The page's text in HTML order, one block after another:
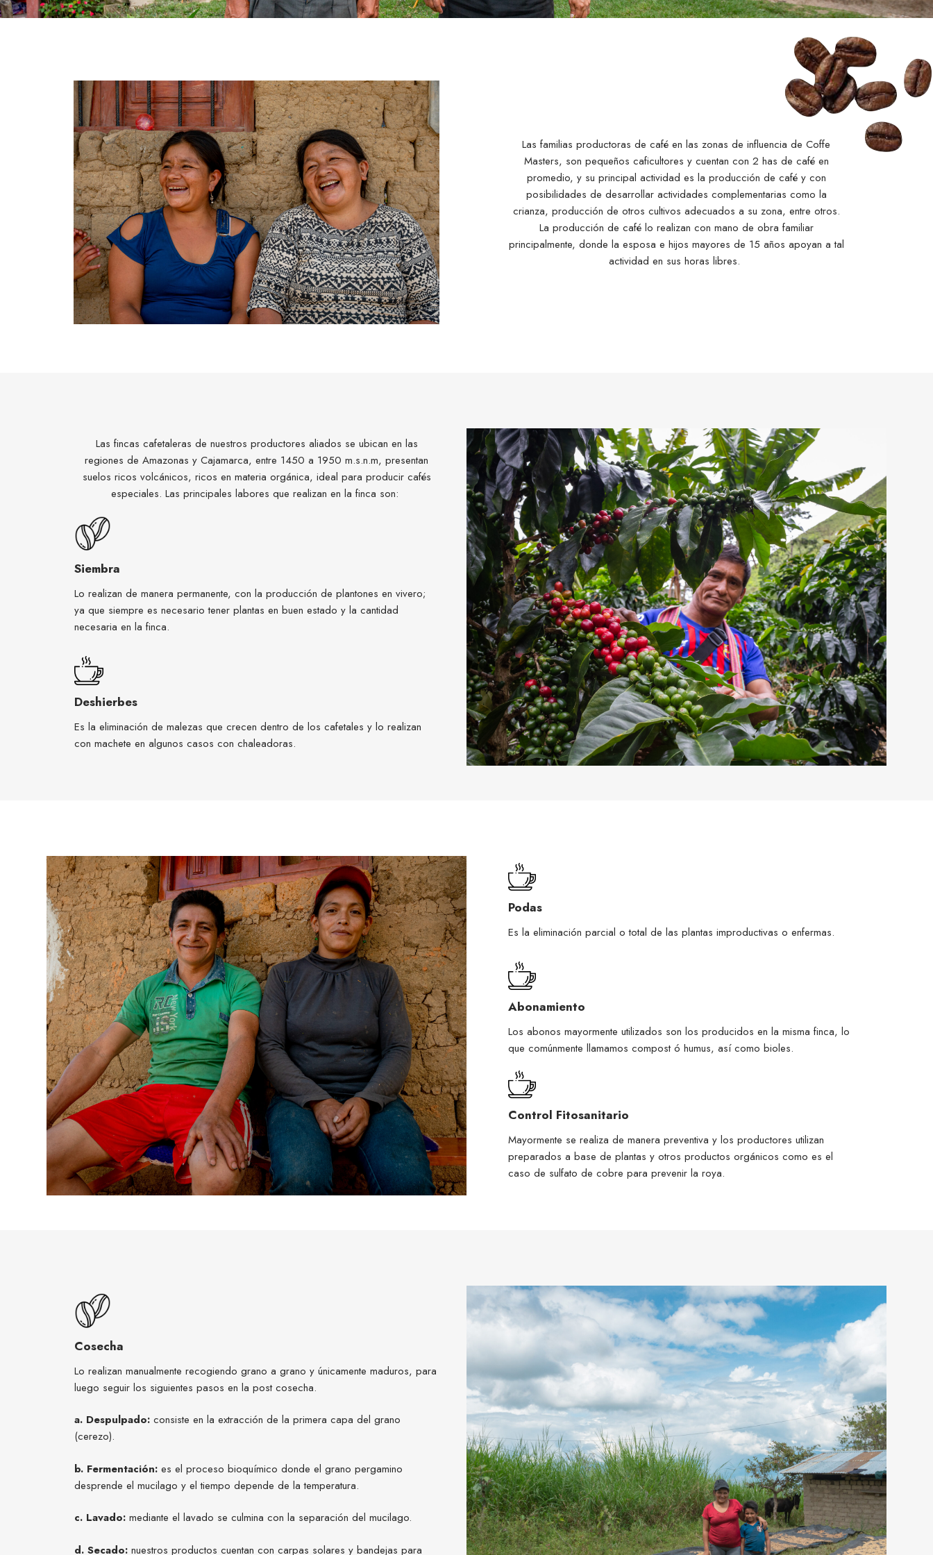
Las familias productoras de café en las zonas de influencia de Coffe
Masters, son pequeños caficultores y cuentan con 2 has de café en
promedio, y su principal actividad es la producción de café y con
posibilidades de desarrollar actividades complementarias como la
crianza, producción de otros cultivos adecuados a su zona, entre otros.
La producción de café lo realizan con mano de obra familiar
principalmente, donde la esposa e hijos mayores de 15 años apoyan a tal
actividad en sus horas libres.
Las fincas cafetaleras de nuestros productores aliados se ubican en las
regiones de Amazonas y Cajamarca, entre 1450 a 1950 m.s.n.m, presentan
suelos ricos volcánicos, ricos en materia orgánica, ideal para producir cafés
especiales. Las principales labores que realizan en la finca son:
Siembra
Lo realizan de manera permanente, con la producción de plantones en vivero;
ya que siempre es necesario tener plantas en buen estado y la cantidad
necesaria en la finca.
Deshierbes
Es la eliminación de malezas que crecen dentro de los cafetales y lo realizan
con machete en algunos casos con chaleadoras.
Podas
Es la eliminación parcial o total de las plantas improductivas o enfermas.
Abonamiento
Los abonos mayormente utilizados son los producidos en la misma finca, lo
que comúnmente llamamos compost ó humus, así como bioles.
Control Fitosanitario
Mayormente se realiza de manera preventiva y los productores utilizan
preparados a base de plantas y otros productos orgánicos como es el
caso de sulfato de cobre para prevenir la roya.
Cosecha
Lo realizan manualmente recogiendo grano a grano y únicamente maduros, para
luego seguir los siguientes pasos en la post cosecha.
a. Despulpado:consiste en la extracción de la primera capa del grano
(cerezo).
b. Fermentación:es el proceso bioquímico donde el grano pergamino
desprende el mucilago y el tiempo depende de la temperatura.
c. Lavado:mediante el lavado se culmina con la separación del mucilago.
d. Secado:nuestros productos cuentan con carpas solares y bandejas para